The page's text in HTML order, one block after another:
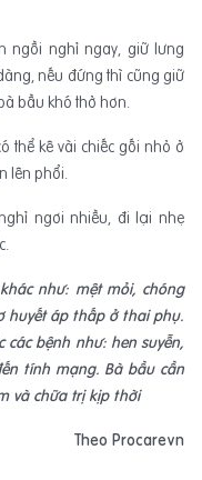
ngồi nghỉ ngay, giữ lưng
nếu đứng thì cũng giữ
bầu khó thở hơn.
thể kê vài chiếc gối nhỏ ở
lên phổi.
ngơi nhiều, đi lại nhẹ
như: mệt mỏi, chóng
huyết áp thấp ở thai phụ.
bệnh như: hen suyễn,
tính mạng. Bà bầu cần
và chữa trị kịp thời
Theo Procarevn